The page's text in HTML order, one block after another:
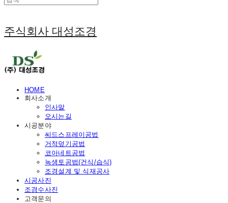
주식회사 대성조경
HOME
회사소개
인사말
오시는길
시공분야
씨드스프레이공법
거적덮기공법
코아네트공법
녹생토공법(건식/습식)
조경설계 및 식재공사
시공사진
조경수사진
고객문의